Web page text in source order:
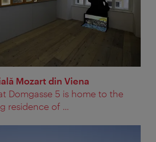
Mozart din Viena
Domgasse 5 is home to the
residence of ...